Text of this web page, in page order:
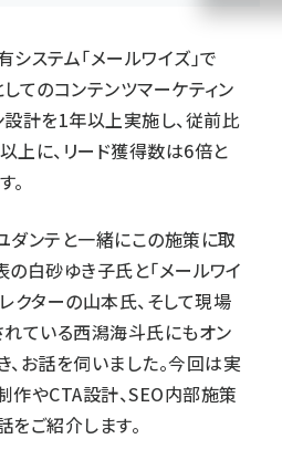
ステム「メールワイズ」で
てのコンテンツマーケティン
設計を1年以上実施し、従前比
上に、リード獲得数は6倍と
。
ダンテと一緒にこの施策に取
白砂ゆき子氏と「メールワイ
クターの山本氏、そして現場
れている西潟海斗氏にもオン
、お話を伺いました。今回は実
作やCTA設計、SEO内部施策
ご紹介します。
参